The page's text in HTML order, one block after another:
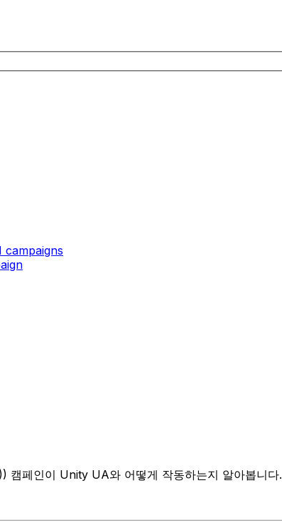
campaigns
캠페인이 Unity UA와 어떻게 작동하는지 알아봅니다.